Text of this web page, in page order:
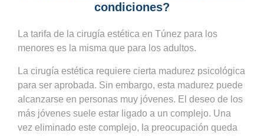
condiciones?
La tarifa de la cirugía estética en Túnez para los
menores es la misma que para los adultos.
La cirugía estética requiere cierta madurez psicológica
para ser aprobada. Sin embargo, esta madurez puede
alcanzarse en personas muy jóvenes. El deseo de los
más jóvenes suele estar ligado a un complejo. Una
vez eliminado este complejo, la preocupación queda